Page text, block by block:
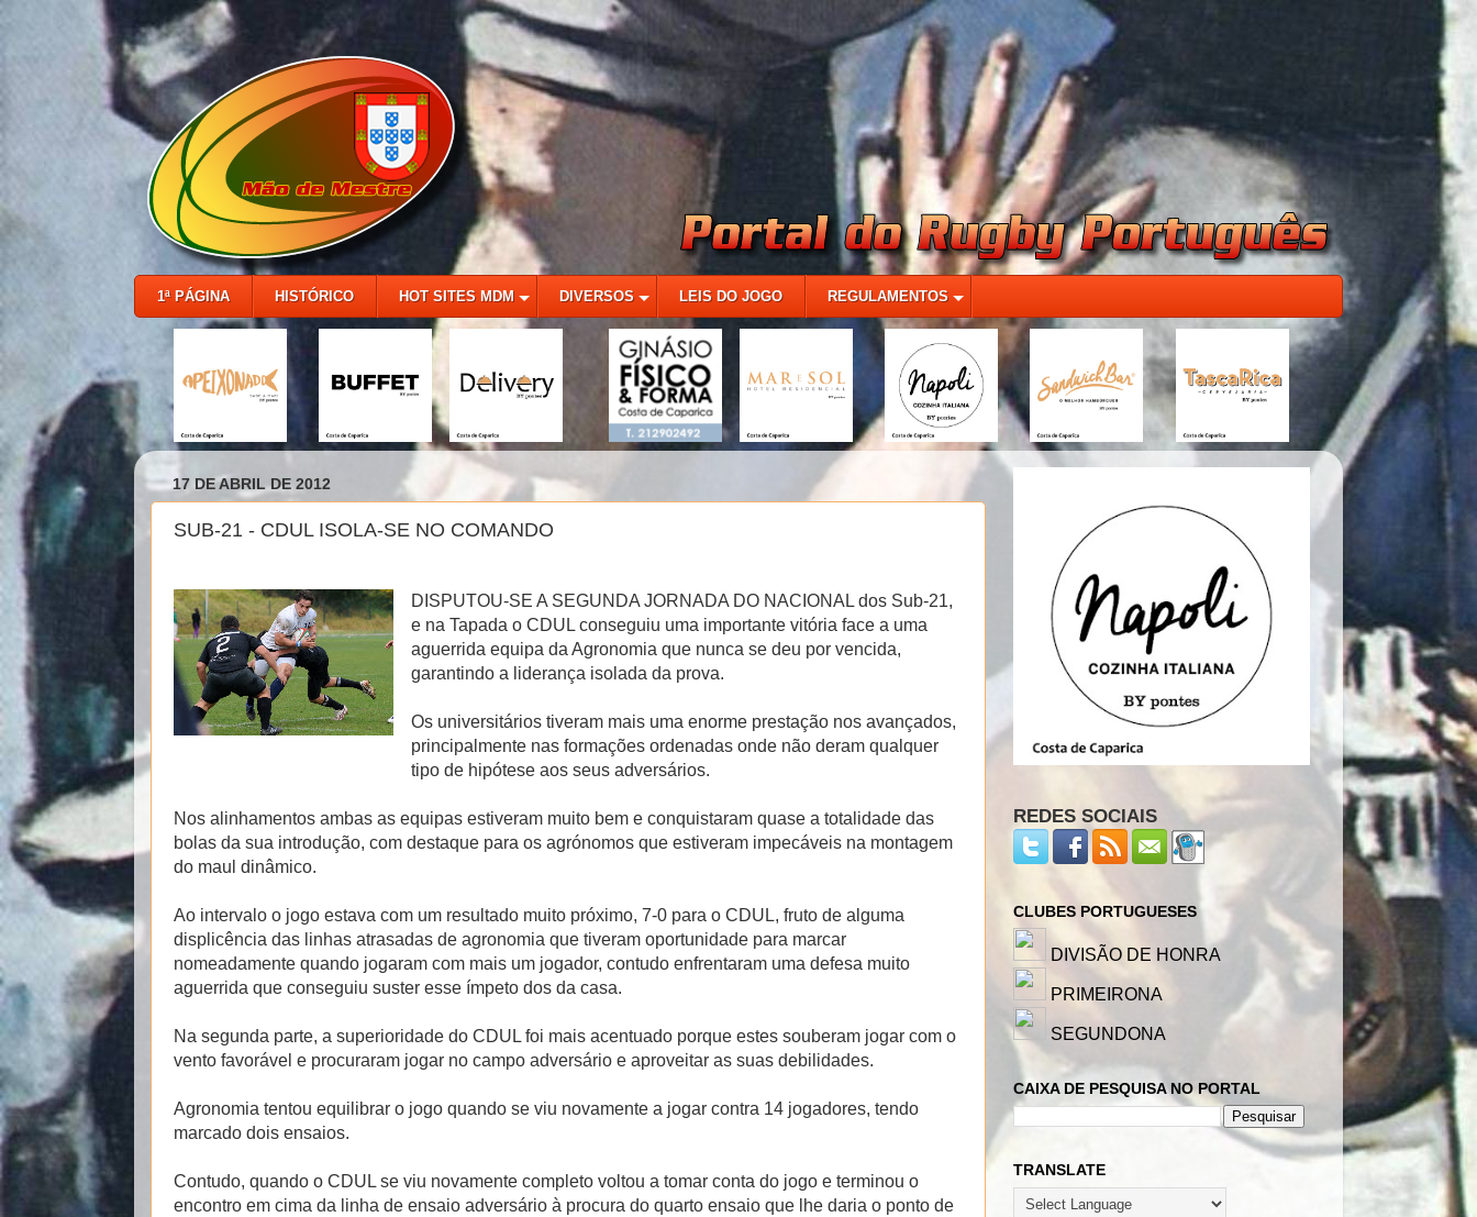
1ª PÁGINA HISTÓRICO HOT SITES MDM DIVERSOS LEIS DO JOGO REGULAMENTOS
17 DE ABRIL DE 2012
SUB-21 - CDUL ISOLA-SE NO COMANDO
DISPUTOU-SE A SEGUNDA JORNADA DO NACIONAL dos Sub-21,
e na Tapada o CDUL conseguiu uma importante vitória face a uma
aguerrida equipa da Agronomia que nunca se deu por vencida,
garantindo a liderança isolada da prova.
Os universitários tiveram mais uma enorme prestação nos avançados,
principalmente nas formações ordenadas onde não deram qualquer
tipo de hipótese aos seus adversários.
Nos alinhamentos ambas as equipas estiveram muito bem e conquistaram quase a totalidade das
bolas da sua introdução, com destaque para os agrónomos que estiveram impecáveis na montagem
do maul dinâmico.
Ao intervalo o jogo estava com um resultado muito próximo, 7-0 para o CDUL, fruto de alguma
displicência das linhas atrasadas de agronomia que tiveram oportunidade para marcar
nomeadamente quando jogaram com mais um jogador, contudo enfrentaram uma defesa muito
aguerrida que conseguiu suster esse ímpeto dos da casa.
Na segunda parte, a superioridade do CDUL foi mais acentuado porque estes souberam jogar com o
vento favorável e procuraram jogar no campo adversário e aproveitar as suas debilidades.
Agronomia tentou equilibrar o jogo quando se viu novamente a jogar contra 14 jogadores, tendo
marcado dois ensaios.
Contudo, quando o CDUL se viu novamente completo voltou a tomar conta do jogo e terminou o
encontro em cima da linha de ensaio adversário à procura do quarto ensaio que lhe daria o ponto de
REDES SOCIAIS
CLUBES PORTUGUESES
DIVISÃO DE HONRA
PRIMEIRONA
SEGUNDONA
CAIXA DE PESQUISA NO PORTAL
TRANSLATE